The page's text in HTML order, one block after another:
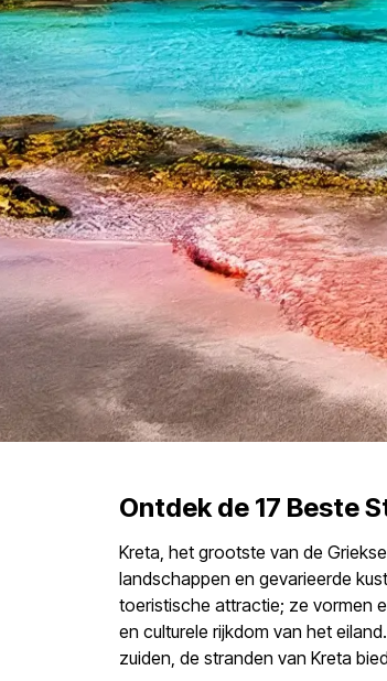
Ontdek de 17 Beste
Kreta, het grootste van de
landschappen en gevarieerde
toeristische attractie; ze vormen
en culturele rijkdom van het
zuiden, de stranden van Kreta